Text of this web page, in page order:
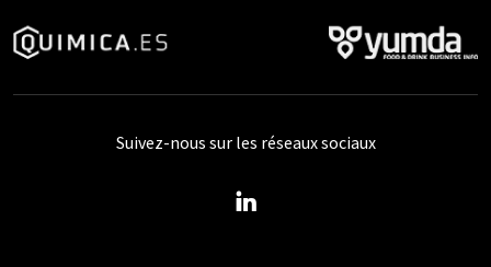
Suivez-nous sur les réseaux sociaux